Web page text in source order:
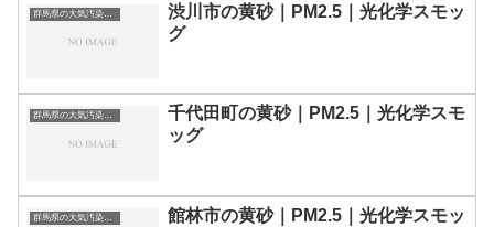
群馬県の大気汚染・PM2.5・黄砂・エアロゾルの数値
渋川市の黄砂｜PM2.5｜光化学スモッ
グ
群馬県の大気汚染・PM2.5・黄砂・エアロゾルの数値
千代田町の黄砂｜PM2.5｜光化学スモ
ッグ
群馬県の大気汚染・PM2.5・黄砂・エアロゾルの数値
館林市の黄砂｜PM2.5｜光化学スモッ